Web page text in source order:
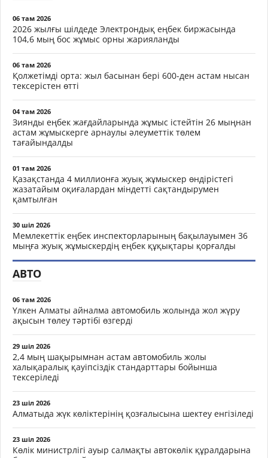
06 там 2026
2026 жылғы шілдеде Электрондық еңбек биржасында
104,6 мың бос жұмыс орны жарияланды
06 там 2026
Қолжетімді орта: жыл басынан бері 600-ден астам нысан
тексерістен өтті
04 там 2026
Зиянды еңбек жағдайларында жұмыс істейтін 26 мыңнан
астам жұмыскерге арнаулы әлеуметтік төлем
тағайындалды
01 там 2026
Қазақстанда 4 миллионға жуық жұмыскер өндірістегі
жазатайым оқиғалардан міндетті сақтандырумен
қамтылған
30 шіл 2026
Мемлекеттік еңбек инспекторларының бақылауымен 36
мыңға жуық жұмыскердің еңбек құқықтары қорғалды
АВТО
06 там 2026
Үлкен Алматы айналма автомобиль жолында жол жүру
ақысын төлеу тәртібі өзгерді
29 шіл 2026
2,4 мың шақырымнан астам автомобиль жолы
халықаралық қауіпсіздік стандарттары бойынша
тексеріледі
23 шіл 2026
Алматыда жүк көліктерінің қозғалысына шектеу енгізіледі
23 шіл 2026
Көлік министрлігі ауыр салмақты автокөлік құралдарына